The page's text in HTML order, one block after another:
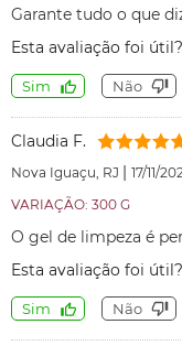
Garante tudo o que
Esta avaliação foi útil?
Sim Não
Claudia F.
Nova Iguaçu, RJ | 17/11/
VARIAÇÃO: 300 G
O gel de limpeza é
Esta avaliação foi útil?
Sim Não